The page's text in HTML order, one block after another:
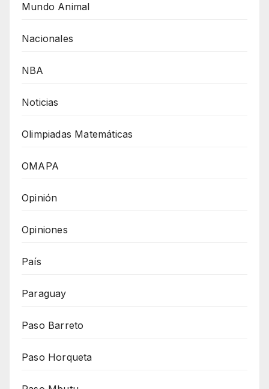
Mundo Animal
Nacionales
NBA
Noticias
Olimpiadas Matemáticas
OMAPA
Opinión
Opiniones
País
Paraguay
Paso Barreto
Paso Horqueta